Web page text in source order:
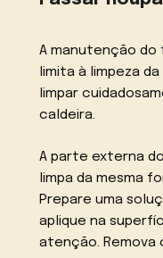
A manutenção do
limita à limpeza
limpar
caldeira.
A parte externa
limpa da mesma
Prepare uma
aplique na
atenção. Remova